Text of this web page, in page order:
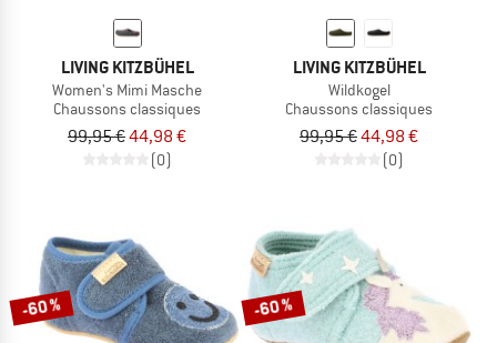
LIVING KITZBÜHEL
Women's Mimi Masche
Chaussons classiques
99,95 €44,98 €
(0)
LIVING KITZBÜHEL
Wildkogel
Chaussons classiques
99,95 €44,98 €
(0)
-60 % -60 %